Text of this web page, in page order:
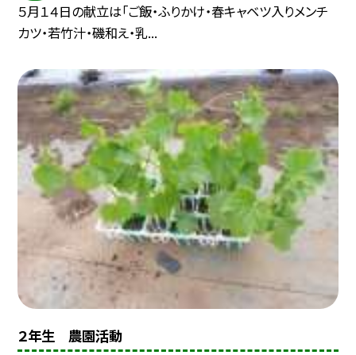
５月１４日の献立は「ご飯・ふりかけ・春キャベツ入りメンチ
カツ・若竹汁・磯和え・乳...
２年生 農園活動